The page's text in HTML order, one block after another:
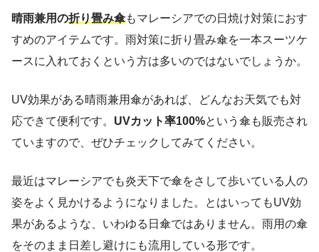
晴雨兼用の折り畳み傘もマレーシアでの日焼け対策におす
すめのアイテムです。雨対策に折り畳み傘を一本スーツケ
ースに入れておくという方は多いのではないでしょうか。
UV効果がある晴雨兼用傘があれば、どんなお天気でも対
応できて便利です。 UVカット率100%という傘も販売され
ていますので、ぜひチェックしてみてください。
最近はマレーシアでも炎天下で傘をさして歩いている人の
姿をよく見かけるようになりました。とはいってもUV効
果があるような、いわゆる日傘ではありません。雨用の傘
をそのまま日差し避けにも流用している形です。